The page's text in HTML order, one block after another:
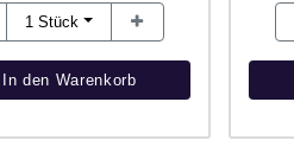
1Stück
In den Warenkorb